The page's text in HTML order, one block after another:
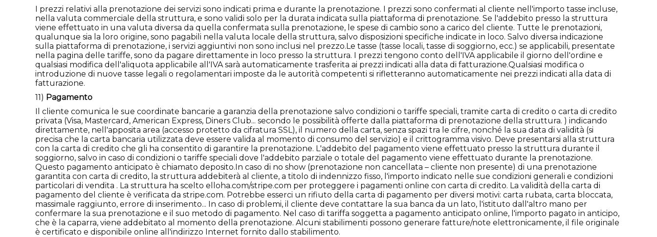
I prezzi relativi alla prenotazione dei servizi sono indicati prima e durante la prenotazione. I prezzi sono confermati al cliente nell'importo tasse incluse,
nella valuta commerciale della struttura, e sono validi solo per la durata indicata sulla piattaforma di prenotazione. Se l'addebito presso la struttura
viene effettuato in una valuta diversa da quella confermata sulla prenotazione, le spese di cambio sono a carico del cliente. Tutte le prenotazioni,
qualunque sia la loro origine, sono pagabili nella valuta locale della struttura, salvo disposizioni specifiche indicate in loco. Salvo diversa indicazione
sulla piattaforma di prenotazione, i servizi aggiuntivi non sono inclusi nel prezzo.Le tasse (tasse locali, tasse di soggiorno, ecc.) se applicabili, presentate
nella pagina delle tariffe, sono da pagare direttamente in loco presso la struttura. I prezzi tengono conto dell'IVA applicabile il giorno dell'ordine e
qualsiasi modifica dell'aliquota applicabile all'IVA sarà automaticamente trasferita ai prezzi indicati alla data di fatturazione.Qualsiasi modifica o
introduzione di nuove tasse legali o regolamentari imposte da le autorità competenti si rifletteranno automaticamente nei prezzi indicati alla data di
fatturazione.
11) Pagamento
Il cliente comunica le sue coordinate bancarie a garanzia della prenotazione salvo condizioni o tariffe speciali, tramite carta di credito o carta di credito
privata (Visa, Mastercard, American Express, Diners Club... secondo le possibilità offerte dalla piattaforma di prenotazione della struttura. ) indicando
direttamente, nell'apposita area (accesso protetto da cifratura SSL), il numero della carta, senza spazi tra le cifre, nonché la sua data di validità (si
precisa che la carta bancaria utilizzata deve essere valida al momento di consumo del servizio) e il crittogramma visivo. Deve presentarsi alla struttura
con la carta di credito che gli ha consentito di garantire la prenotazione. L'addebito del pagamento viene effettuato presso la struttura durante il
soggiorno, salvo in caso di condizioni o tariffe speciali dove l'addebito parziale o totale del pagamento viene effettuato durante la prenotazione.
Questo pagamento anticipato è chiamato deposito.In caso di no show (prenotazione non cancellata – cliente non presente) di una prenotazione
garantita con carta di credito, la struttura addebiterà al cliente, a titolo di indennizzo fisso, l'importo indicato nelle sue condizioni generali e condizioni
particolari di vendita . La struttura ha scelto elloha.com/stripe.com per proteggere i pagamenti online con carta di credito. La validità della carta di
pagamento del cliente è verificata da stripe.com. Potrebbe esserci un rifiuto della carta di pagamento per diversi motivi: carta rubata, carta bloccata,
massimale raggiunto, errore di inserimento... In caso di problemi, il cliente deve contattare la sua banca da un lato, l'istituto dall'altro mano per
confermare la sua prenotazione e il suo metodo di pagamento. Nel caso di tariffa soggetta a pagamento anticipato online, l'importo pagato in anticipo,
che è la caparra, viene addebitato al momento della prenotazione. Alcuni stabilimenti possono generare fatture/note elettronicamente, il file originale
è certificato e disponibile online all'indirizzo Internet fornito dallo stabilimento.